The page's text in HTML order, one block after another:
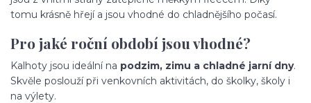
tomu krásně hřejí a jsou vhodné do chladnějšího počasí.
Pro jaké roční období jsou vhodné?
Kalhoty jsou ideální na podzim, zimu a chladné jarní dny.
Skvěle poslouží při venkovních aktivitách, do školky, školy i
na výlety.